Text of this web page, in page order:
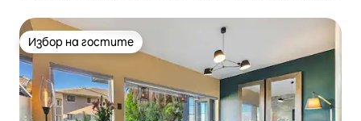
Избор на гостите
Избор на гостите